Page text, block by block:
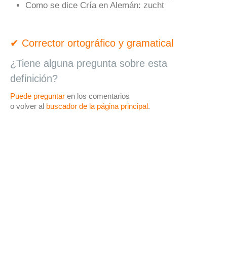
Como se dice Cría en Alemán: zucht
✔ Corrector ortográfico y gramatical
¿Tiene alguna pregunta sobre esta
definición?
Puede preguntar en los comentarios
o volver al buscador de la página principal.